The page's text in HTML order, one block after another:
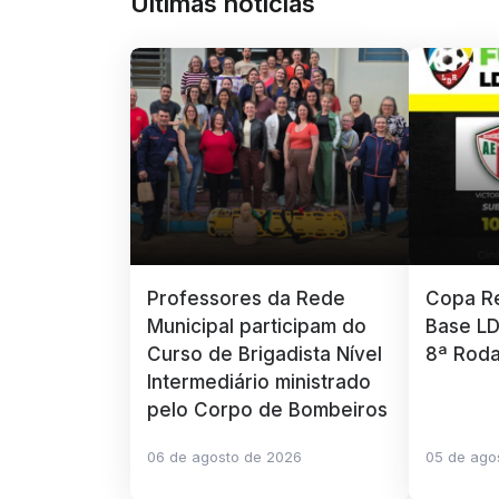
Professores da Rede
Municipal participam do
Curso de Brigadista Nível
Intermediário ministrado
pelo Corpo de Bombeiros
06 de agosto de 2026
Copa
Base
8ª
05 de